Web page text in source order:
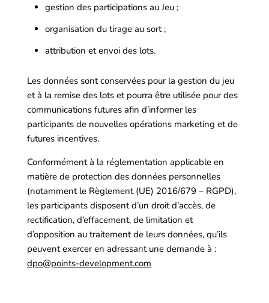
gestion des participations au Jeu ;
organisation du tirage au sort ;
attribution et envoi des lots.
Les données sont conservées pour la gestion du jeu
et à la remise des lots et pourra être utilisée pour des
communications futures afin d’informer les
participants de nouvelles opérations marketing et de
futures incentives.
Conformément à la réglementation applicable en
matière de protection des données personnelles
(notamment le Règlement (UE) 2016/679 – RGPD),
les participants disposent d’un droit d’accès, de
rectification, d’effacement, de limitation et
d’opposition au traitement de leurs données, qu’ils
peuvent exercer en adressant une demande à :
dpo@points-development.com